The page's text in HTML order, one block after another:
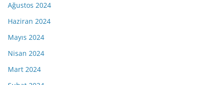
Ağustos 2024
Haziran 2024
Mayıs 2024
Nisan 2024
Mart 2024